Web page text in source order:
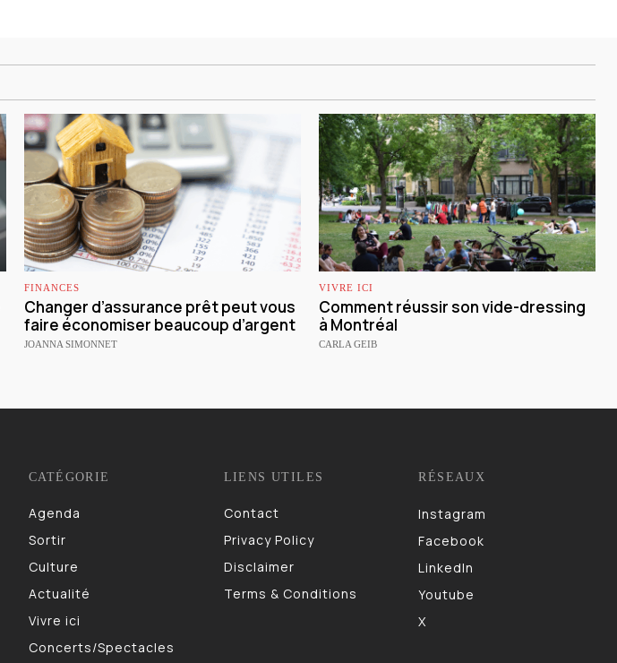
FINANCES
Changer d’assurance prêt peut vous
faire économiser beaucoup d’argent
JOANNA SIMONNET
VIVRE ICI
Comment réussir son vide-dressing
à Montréal
CARLA GEIB
CATÉGORIE
Agenda
Sortir
Culture
Actualité
Vivre ici
Concerts/Spectacles
LIENS UTILES
Contact
Privacy Policy
Disclaimer
Terms & Conditions
RÉSEAUX
Instagram
Facebook
LinkedIn
Youtube
X